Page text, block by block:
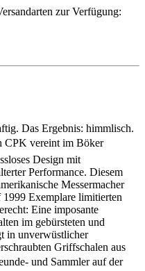
zur Verfügung:
Das Ergebnis: himmlisch.
CPK vereint im Böker
Design mit
Performance. Diesem
Messermacher
Exemplare limitierten
Eine imposante
im gebürsteten und
in unverwüstlicher
Griffschalen aus
und Sammler auf der